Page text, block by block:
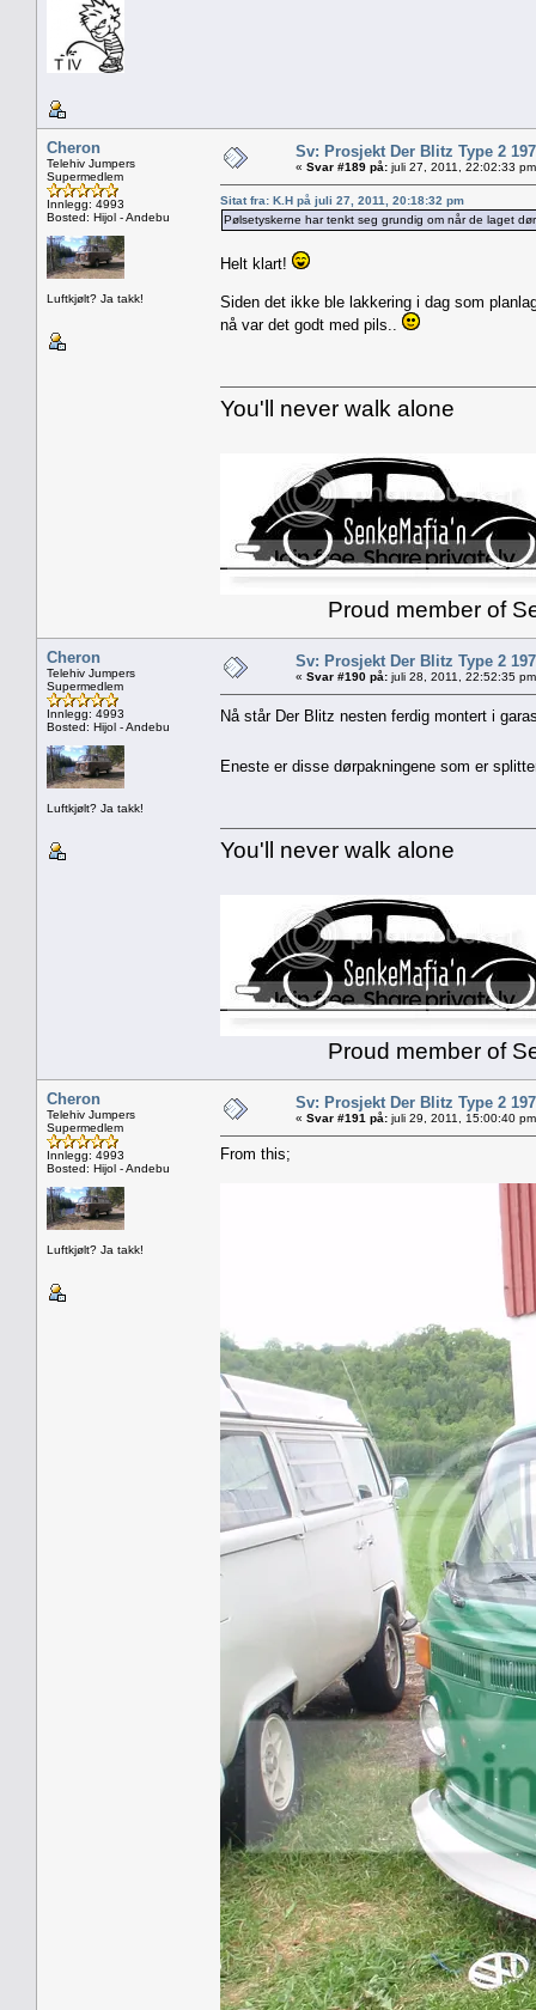
Cheron
Telehiv Jumpers
Supermedlem
Innlegg: 4993
Bosted: Hijol - Andebu
Luftkjølt? Ja takk!
Sv: Prosjekt Der Blitz Type 2
« Svar #189 på: juli 27, 2011, 22:02:33
Sitat fra: K.H på juli 27, 2011, 20:18:32 pm
Pølsetyskerne har tenkt seg grundig om når de laget
Helt klart!
Siden det ikke ble lakkering i dag som
nå var det godt med pils..
You'll never walk alone
Proud member of
Cheron
Telehiv Jumpers
Supermedlem
Innlegg: 4993
Bosted: Hijol - Andebu
Luftkjølt? Ja takk!
Sv: Prosjekt Der Blitz Type 2
« Svar #190 på: juli 28, 2011, 22:52:35
Nå står Der Blitz nesten ferdig montert i
Eneste er disse dørpakningene som er
You'll never walk alone
Proud member of
Cheron
Telehiv Jumpers
Supermedlem
Innlegg: 4993
Bosted: Hijol - Andebu
Luftkjølt? Ja takk!
Sv: Prosjekt Der Blitz Type 2
« Svar #191 på: juli 29, 2011, 15:00:40
From this;